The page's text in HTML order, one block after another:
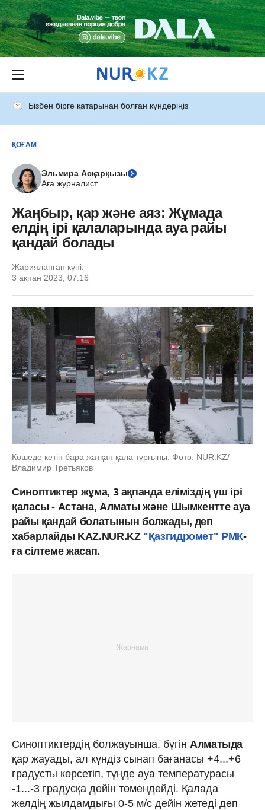
Бізбен бірге қатарынан болған күндеріңіз
ҚОҒАМ
Эльмира Асқарқызы
Аға журналист
Жаңбыр, қар және аяз: Жұмада
елдің ірі қалаларында ауа райы
қандай болады
Жарияланған күні:
3 ақпан 2023, 07:16
Көшеде кетіп бара жатқан қала тұрғыны. Фото: NUR.KZ/
Владимир Третьяков
Синоптиктер жұма, 3 ақпанда еліміздің үш ірі
қаласы - Астана, Алматы және Шымкентте ауа
райы қандай болатынын болжады, деп
хабарлайды KAZ.NUR.KZ "Қазгидромет" РМК-
ға сілтеме жасап.
Синоптиктердің болжауынша, бүгін Алматыда
қар жауады, ал күндіз сынап бағанасы +4...+6
градусты көрсетіп, түнде ауа температурасы
-1...-3 градусқа дейін төмендейді. Қалада
желдің жылдамдығы 0-5 м/с дейін жетеді деп